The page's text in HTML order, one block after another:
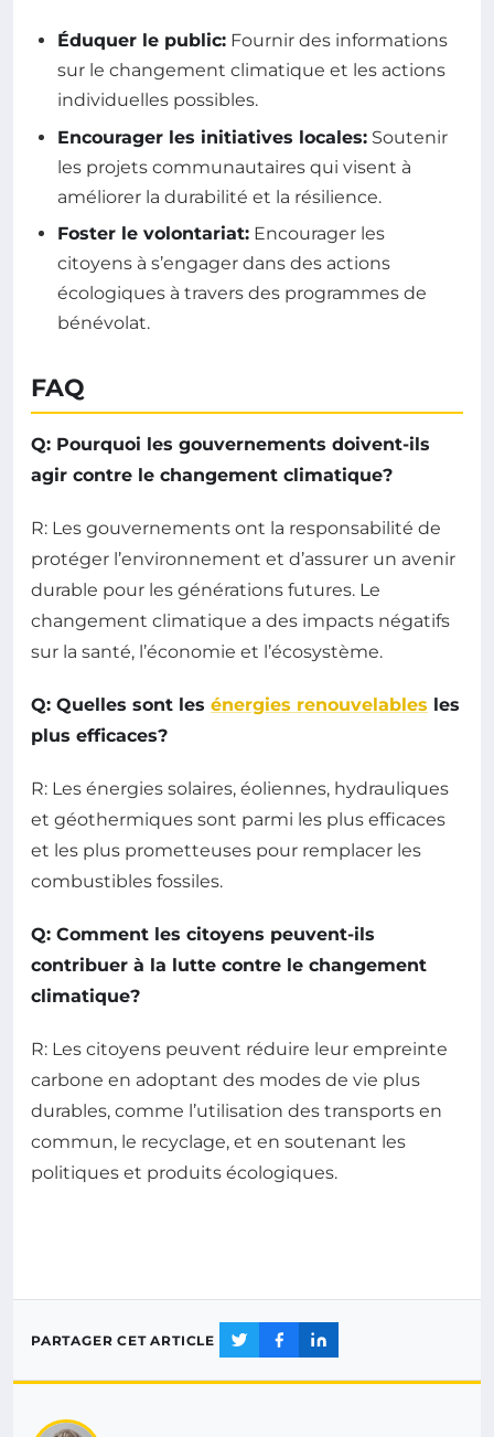
Éduquer le public: Fournir des informations
sur le changement climatique et les actions
individuelles possibles.
Encourager les initiatives locales: Soutenir
les projets communautaires qui visent à
améliorer la durabilité et la résilience.
Foster le volontariat: Encourager les
citoyens à s’engager dans des actions
écologiques à travers des programmes de
bénévolat.
FAQ
Q: Pourquoi les gouvernements doivent-ils
agir contre le changement climatique?
R: Les gouvernements ont la responsabilité de
protéger l’environnement et d’assurer un avenir
durable pour les générations futures. Le
changement climatique a des impacts négatifs
sur la santé, l’économie et l’écosystème.
Q: Quelles sont les énergies renouvelables les
plus efficaces?
R: Les énergies solaires, éoliennes, hydrauliques
et géothermiques sont parmi les plus efficaces
et les plus prometteuses pour remplacer les
combustibles fossiles.
Q: Comment les citoyens peuvent-ils
contribuer à la lutte contre le changement
climatique?
R: Les citoyens peuvent réduire leur empreinte
carbone en adoptant des modes de vie plus
durables, comme l’utilisation des transports en
commun, le recyclage, et en soutenant les
politiques et produits écologiques.
PARTAGER CET ARTICLE